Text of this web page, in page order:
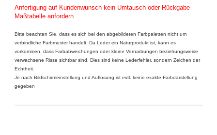
Anfertigung auf Kundenwunsch kein Umtausch oder Rückgabe
Maßtabelle anfordern
Bitte beachten Sie, dass es sich bei den abgebildeten Farbpaletten nicht um
verbindliche Farbmuster handelt. Da Leder ein Naturprodukt ist, kann es
vorkommen, dass Farbabweichungen oder kleine Vernarbungen beziehungsweise
verwachsene Risse sichtbar sind. Dies sind keine Lederfehler, sondern Zeichen der
Echtheit.
Je nach Bildschirmeinstellung und Auflösung ist evtl. keine exakte Farbdarstellung
gegeben